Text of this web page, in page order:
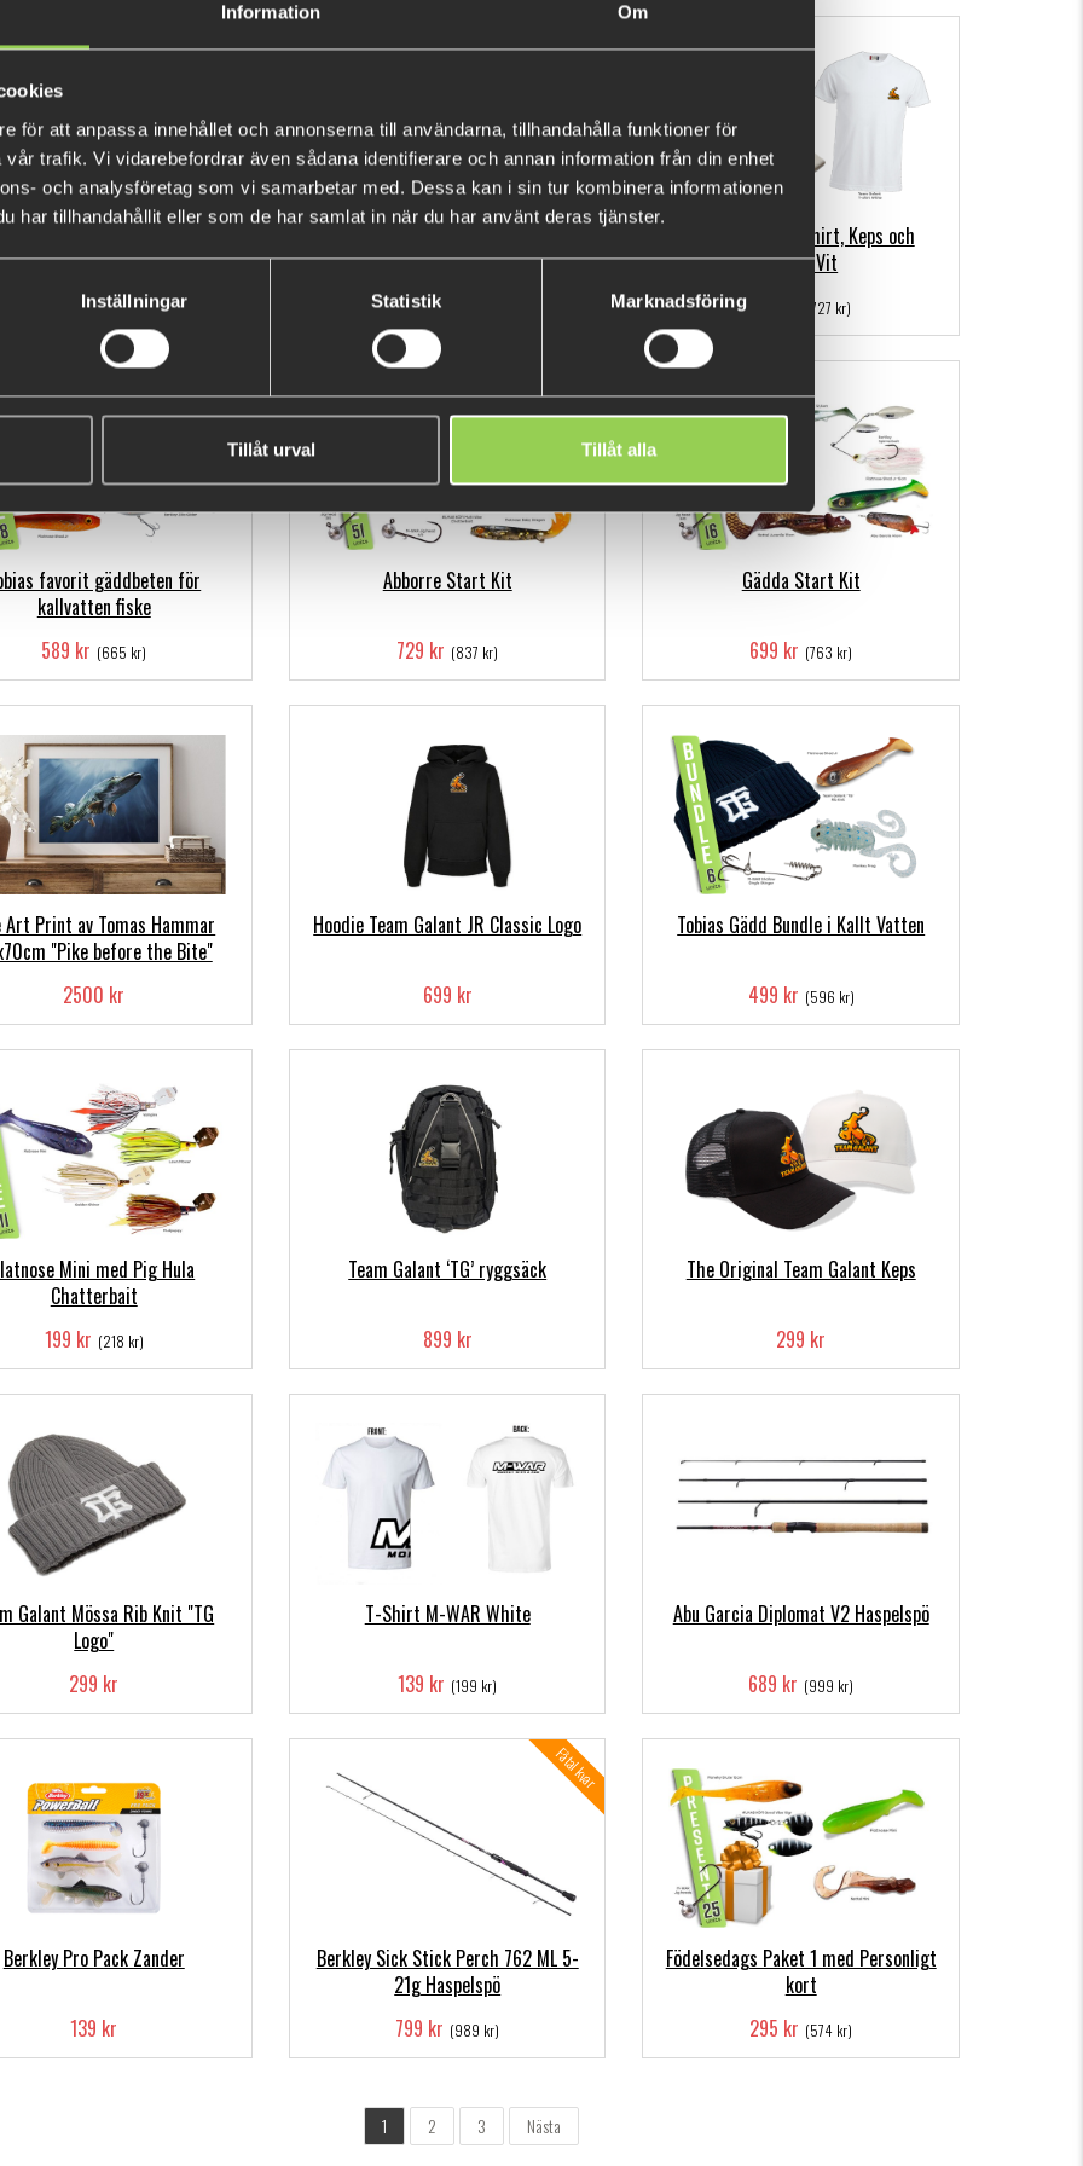
Information Om
för att anpassa innehållet och annonserna till användarna, tillhandahålla funktioner för
trafik. Vi vidarebefordrar även sådana identifierare och annan information från din enhet
och analysföretag som vi samarbetar med. Dessa kan i sin tur kombinera informationen
har tillhandahållit eller som de har samlat in när du har använt deras tjänster.
Inställningar Statistik Marknadsföring
Tillåt urval Tillåt alla
429 kr (478 kr)
Mössa
659 kr
Team Galant T-shirt, Keps och
Mössa Vit
(727 kr)
favorit gäddbeten för
kallvatten fiske
589 kr (665 kr)
Abborre Start Kit
729 kr (837 kr)
Gädda Start Kit
699 kr (763 kr)
Art Print av Tomas Hammar
"Pike before the Bite"
2500 kr
Hoodie Team Galant JR Classic Logo
699 kr
Tobias Gädd Bundle i Kallt Vatten
499 kr (596 kr)
Mini med Pig Hula
Chatterbait
199 kr (218 kr)
Team Galant ‘TG’ ryggsäck
899 kr
The Original Team Galant Keps
299 kr
Galant Mössa Rib Knit "TG
Logo"
299 kr
T-Shirt M-WAR White
139 kr (199 kr)
Abu Garcia Diplomat V2 Haspelspö
689 kr (999 kr)
Berkley Pro Pack Zander
139 kr
Berkley Sick Stick Perch 762 ML 5-
21g Haspelspö
Fåtal kvar
799 kr (989 kr)
Födelsedags Paket 1 med Personligt
kort
295 kr (574 kr)
1 2 3 Nästa